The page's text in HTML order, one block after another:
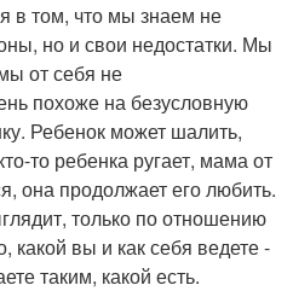
в том, что мы знаем не
но и свои недостатки. Мы
от себя не
похоже на безусловную
Ребенок может шалить,
то ребенка ругает, мама от
она продолжает его любить.
только по отношению
какой вы и как себя ведете -
таким, какой есть.